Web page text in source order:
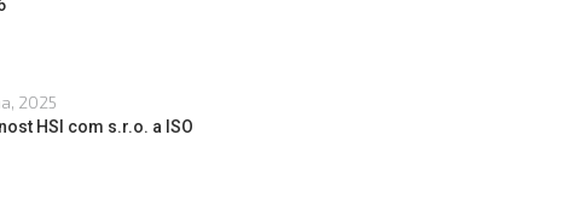
2025
HSI com s.r.o. a ISO